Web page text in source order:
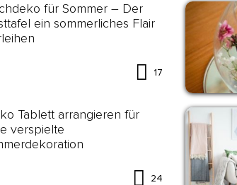
für Sommer – Der
ein sommerliches Flair
17
Tablett arrangieren für
verspielte
24